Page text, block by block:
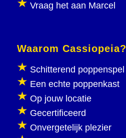
Vraag het aan Marcel
Waarom Cassiopeia?
Schitterend poppenspel
Een echte poppenkast
Op jouw locatie
Gecertificeerd
Onvergetelijk plezier